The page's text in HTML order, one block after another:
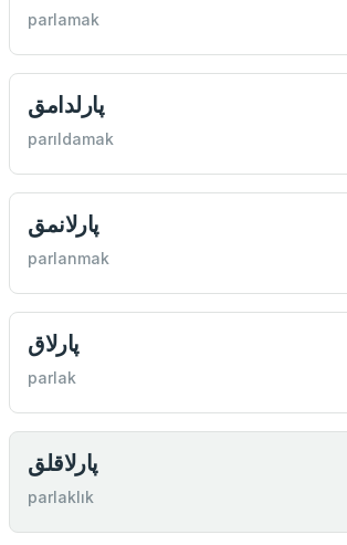
parlamak
پارلدامق
parıldamak
پارلانمق
parlanmak
پارلاق
parlak
پارلاقلق
parlaklık